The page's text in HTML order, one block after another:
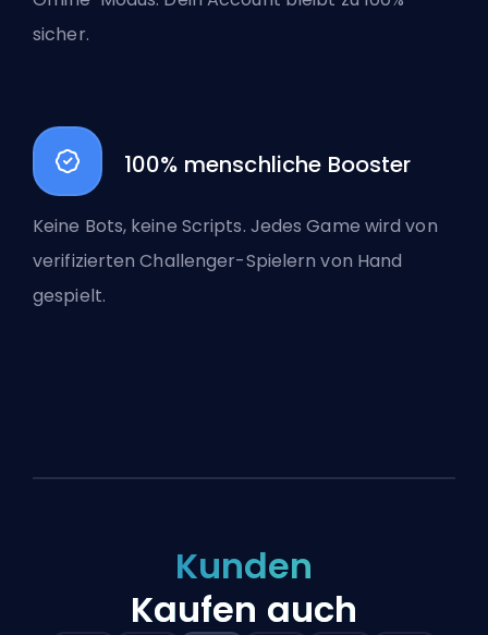
sicher.
100% menschliche Booster
Keine Bots, keine Scripts. Jedes Game wird von
verifizierten Challenger-Spielern von Hand
gespielt.
Kunden
Kaufen auch